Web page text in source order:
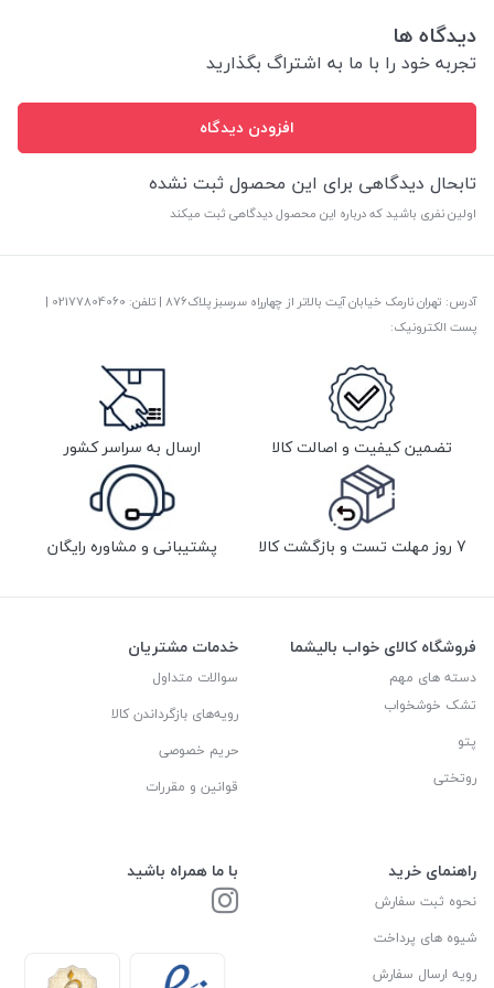
دیدگاه ها
تجربه خود را با ما به اشتراگ بگذارید
افزودن دیدگاه
تابحال دیدگاهی برای این محصول ثبت نشده
اولین نفری باشید که درباره این محصول دیدگاهی ثبت میکند
آدرس: تهران نارمک خیابان آیت بالاتر از چهارراه سرسبز پلاک876 | تلفن: ‎02177804060 |
پست الکترونیک:
تضمین کیفیت و اصالت کالا ارسال به سراسر کشور
7 روز مهلت تست و بازگشت کالا پشتیبانی و مشاوره رایگان
فروشگاه کالای خواب بالیشما
دسته های مهم
تشک خوشخواب
پتو
روتختی
خدمات مشتریان
سوالات متداول
رویه‌های بازگرداندن کالا
حریم خصوصی
قوانین و مقررات
راهنمای خرید
نحوه ثبت سفارش
شیوه های پرداخت
رویه ارسال سفارش
با ما همراه باشید